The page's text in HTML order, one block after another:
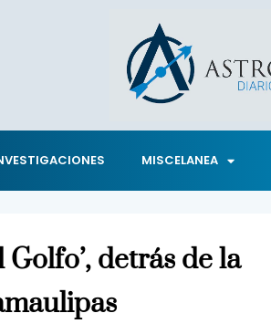
MISCELANEA
Golfo’, detrás de la